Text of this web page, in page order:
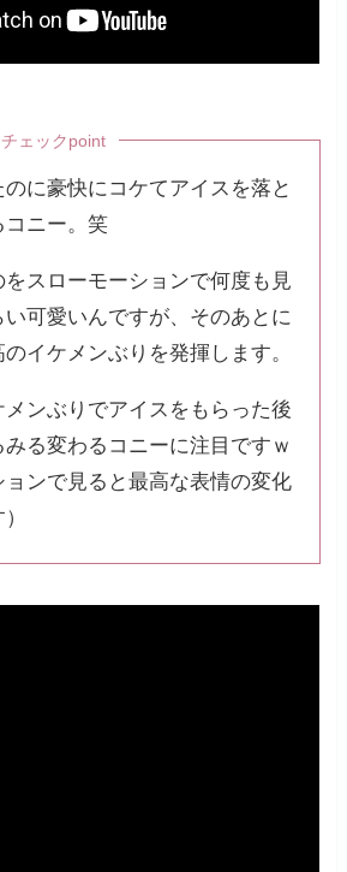
ェックpoint
に豪快にコケてアイスを落と
コニー。笑
スローモーションで何度も見
可愛いんですが、そのあとに
イケメンぶりを発揮します。
ンぶりでアイスをもらった後
る変わるコニーに注目ですｗ
ョンで見ると最高な表情の変化